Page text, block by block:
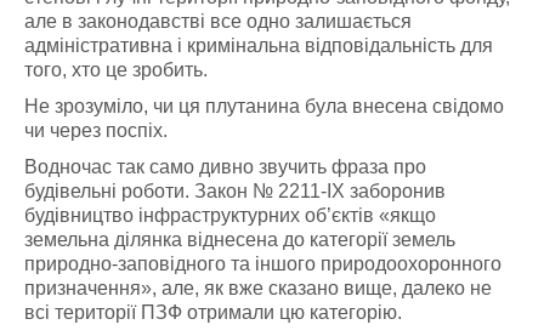
але в законодавстві все одно залишається
адміністративна і кримінальна відповідальність для
того, хто це зробить.
Не зрозуміло, чи ця плутанина була внесена свідомо
чи через поспіх.
Водночас так само дивно звучить фраза про
будівельні роботи. Закон № 2211-ІХ заборонив
будівництво інфраструктурних об’єктів «якщо
земельна ділянка віднесена до категорії земель
природно-заповідного та іншого природоохоронного
призначення», але, як вже сказано вище, далеко не
всі території ПЗФ отримали цю категорію.